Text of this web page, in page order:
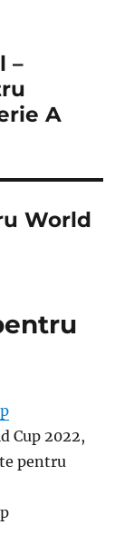
–
A
World
Cup 2022,
pentru